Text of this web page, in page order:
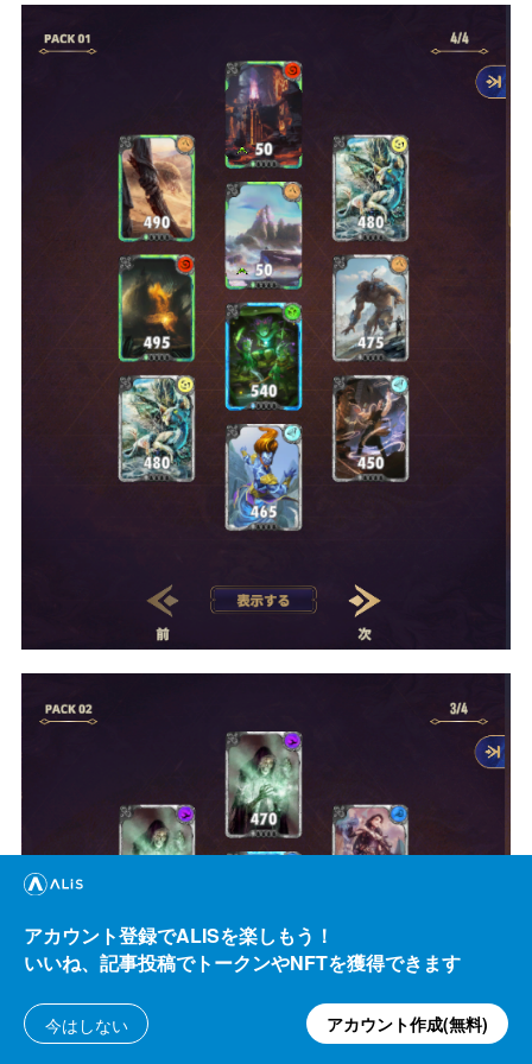
アカウント登録でALISを楽しもう！
いいね、記事投稿でトークンやNFTを獲得できます
今はしない アカウント作成(無料)